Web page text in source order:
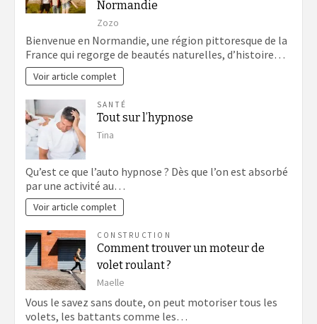
Normandie
Zozo
Bienvenue en Normandie, une région pittoresque de la
France qui regorge de beautés naturelles, d’histoire…
Voir article complet
SANTÉ
Tout sur l’hypnose
Tina
Qu’est ce que l’auto hypnose ? Dès que l’on est absorbé
par une activité au…
Voir article complet
CONSTRUCTION
Comment trouver un moteur de
volet roulant ?
Maelle
Vous le savez sans doute, on peut motoriser tous les
volets, les battants comme les…